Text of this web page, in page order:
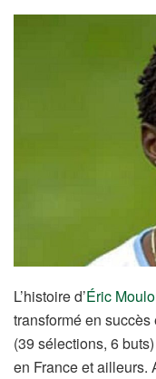
L’histoire d’Éric
transformé en
(39 sélections, 6
en France et